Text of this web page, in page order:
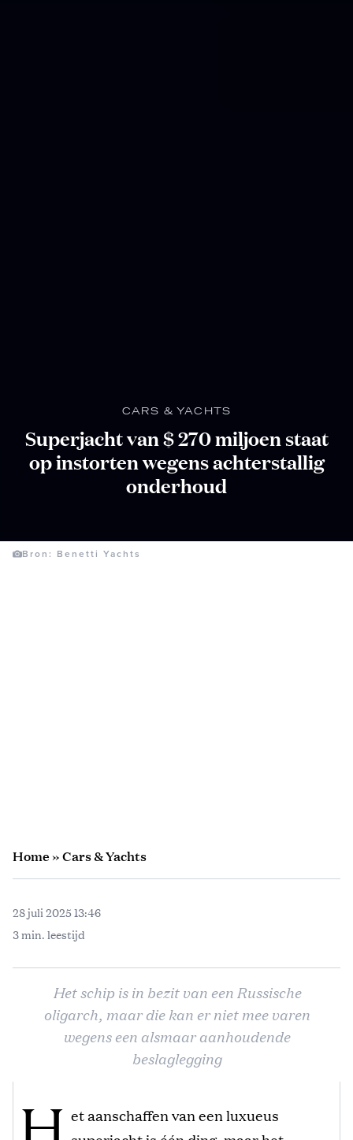
CARS & YACHTS
Superjacht van $ 270 miljoen staat
op instorten wegens achterstallig
onderhoud
Bron: Benetti Yachts
Home»Cars & Yachts
28 juli 2025 13:46
3 min. leestijd
Het schip is in bezit van een Russische
oligarch, maar die kan er niet mee varen
wegens een alsmaar aanhoudende
beslaglegging
H et aanschaffen van een luxueus